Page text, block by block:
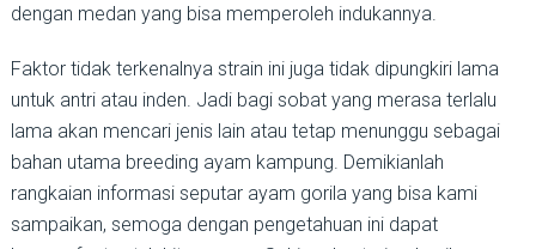
dengan medan yang bisa memperoleh indukannya.
Faktor tidak terkenalnya strain ini juga tidak dipungkiri lama
untuk antri atau inden. Jadi bagi sobat yang merasa terlalu
lama akan mencari jenis lain atau tetap menunggu sebagai
bahan utama breeding ayam kampung. Demikianlah
rangkaian informasi seputar ayam gorila yang bisa kami
sampaikan, semoga dengan pengetahuan ini dapat